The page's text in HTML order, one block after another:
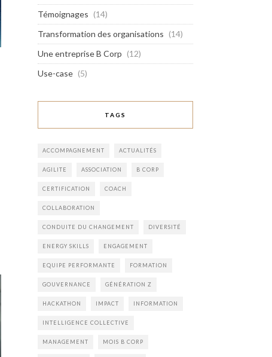
Témoignages (14)
Transformation des organisations (14)
Une entreprise B Corp (12)
Use-case (5)
TAGS
ACCOMPAGNEMENT ACTUALITÉS
AGILITE ASSOCIATION B CORP
CERTIFICATION COACH
COLLABORATION
CONDUITE DU CHANGEMENT DIVERSITÉ
ENERGY SKILLS ENGAGEMENT
EQUIPE PERFORMANTE FORMATION
GOUVERNANCE GÉNÉRATION Z
HACKATHON IMPACT INFORMATION
INTELLIGENCE COLLECTIVE
MANAGEMENT MOIS B CORP